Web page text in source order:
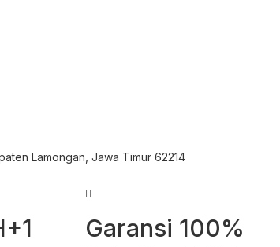
Lamongan, Jawa Timur 62214
Garansi 100%